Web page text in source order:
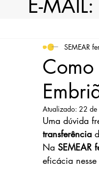
E-MAIL:
SEMEAR
Atualizado:22 de
Uma dúvida
transferência
Na SEMEAR
eficácia nesse